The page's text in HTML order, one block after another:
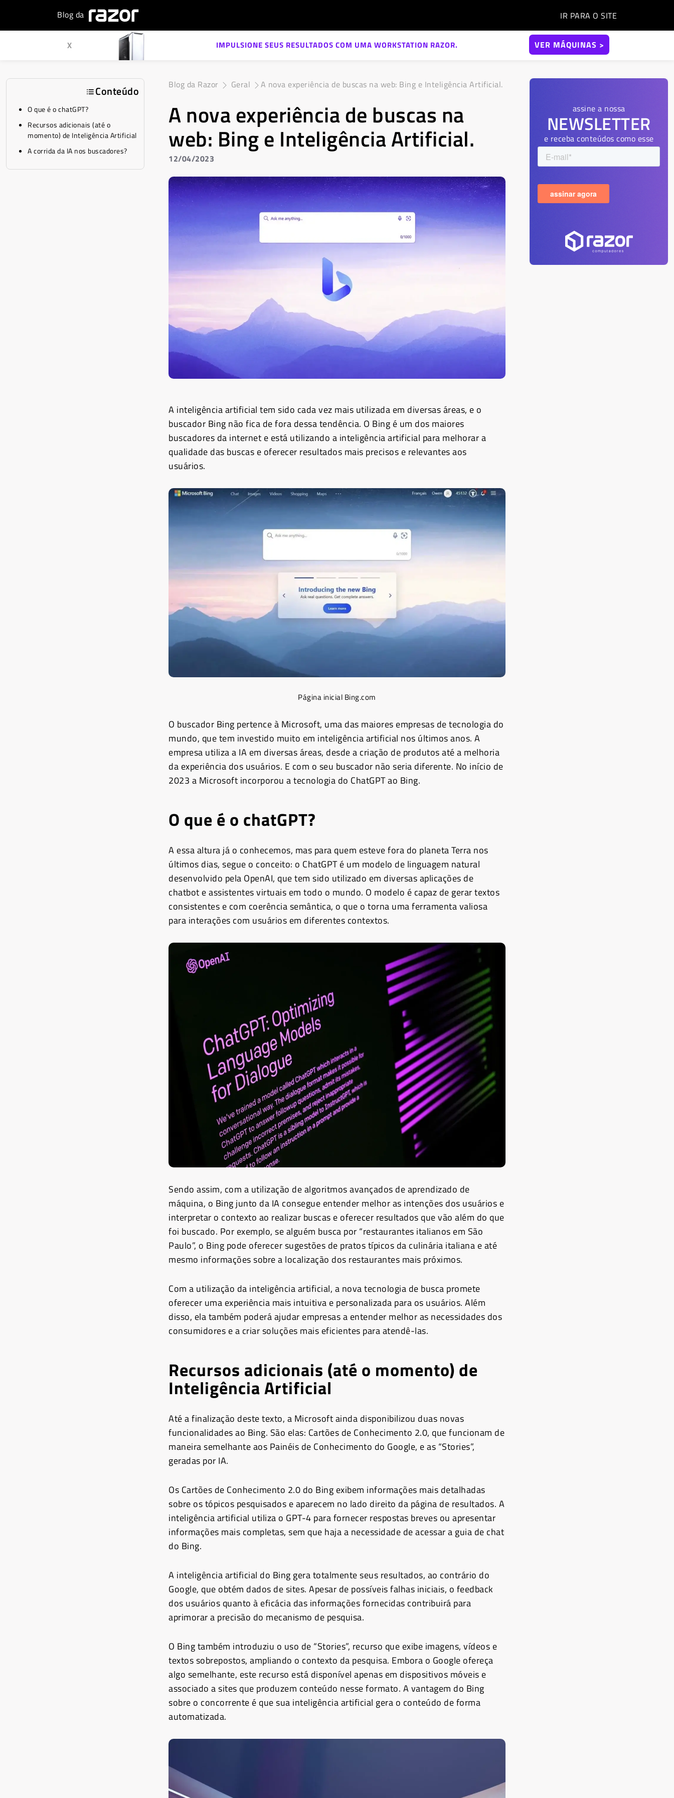
Blog da IR PARA O SITE
X IMPULSIONE SEUS RESULTADOS COM UMA WORKSTATION RAZOR. VER MÁQUINAS >
Conteúdo
O que é o chatGPT?
Recursos adicionais (até o
momento) de Inteligência Artificial
A corrida da IA nos buscadores?
Blog da Razor Geral A nova experiência de buscas na web: Bing e Inteligência Artificial.
A nova experiência de buscas na
web: Bing e Inteligência Artificial.
12/04/2023
A inteligência artificial tem sido cada vez mais utilizada em diversas áreas, e o
buscador Bing não fica de fora dessa tendência. O Bing é um dos maiores
buscadores da internet e está utilizando a inteligência artificial para melhorar a
qualidade das buscas e oferecer resultados mais precisos e relevantes aos
usuários.
Página inicial Bing.com
O buscador Bing pertence à Microsoft, uma das maiores empresas de tecnologia do
mundo, que tem investido muito em inteligência artificial nos últimos anos. A
empresa utiliza a IA em diversas áreas, desde a criação de produtos até a melhoria
da experiência dos usuários. E com o seu buscador não seria diferente. No início de
2023 a Microsoft incorporou a tecnologia do ChatGPT ao Bing.
O que é o chatGPT?
A essa altura já o conhecemos, mas para quem esteve fora do planeta Terra nos
últimos dias, segue o conceito: o ChatGPT é um modelo de linguagem natural
desenvolvido pela OpenAI, que tem sido utilizado em diversas aplicações de
chatbot e assistentes virtuais em todo o mundo. O modelo é capaz de gerar textos
consistentes e com coerência semântica, o que o torna uma ferramenta valiosa
para interações com usuários em diferentes contextos.
Sendo assim, com a utilização de algoritmos avançados de aprendizado de
máquina, o Bing junto da IA consegue entender melhor as intenções dos usuários e
interpretar o contexto ao realizar buscas e oferecer resultados que vão além do que
foi buscado. Por exemplo, se alguém busca por “restaurantes italianos em São
Paulo”, o Bing pode oferecer sugestões de pratos típicos da culinária italiana e até
mesmo informações sobre a localização dos restaurantes mais próximos.
Com a utilização da inteligência artificial, a nova tecnologia de busca promete
oferecer uma experiência mais intuitiva e personalizada para os usuários. Além
disso, ela também poderá ajudar empresas a entender melhor as necessidades dos
consumidores e a criar soluções mais eficientes para atendê-las.
Recursos adicionais (até o momento) de
Inteligência Artificial
Até a finalização deste texto, a Microsoft ainda disponibilizou duas novas
funcionalidades ao Bing. São elas: Cartões de Conhecimento 2.0, que funcionam de
maneira semelhante aos Painéis de Conhecimento do Google, e as “Stories”,
geradas por IA.
Os Cartões de Conhecimento 2.0 do Bing exibem informações mais detalhadas
sobre os tópicos pesquisados e aparecem no lado direito da página de resultados. A
inteligência artificial utiliza o GPT-4 para fornecer respostas breves ou apresentar
informações mais completas, sem que haja a necessidade de acessar a guia de chat
do Bing.
A inteligência artificial do Bing gera totalmente seus resultados, ao contrário do
Google, que obtém dados de sites. Apesar de possíveis falhas iniciais, o feedback
dos usuários quanto à eficácia das informações fornecidas contribuirá para
aprimorar a precisão do mecanismo de pesquisa.
O Bing também introduziu o uso de “Stories”, recurso que exibe imagens, vídeos e
textos sobrepostos, ampliando o contexto da pesquisa. Embora o Google ofereça
algo semelhante, este recurso está disponível apenas em dispositivos móveis e
associado a sites que produzem conteúdo nesse formato. A vantagem do Bing
sobre o concorrente é que sua inteligência artificial gera o conteúdo de forma
automatizada.
assine a nossa
NEWSLETTER
e receba conteúdos como esse